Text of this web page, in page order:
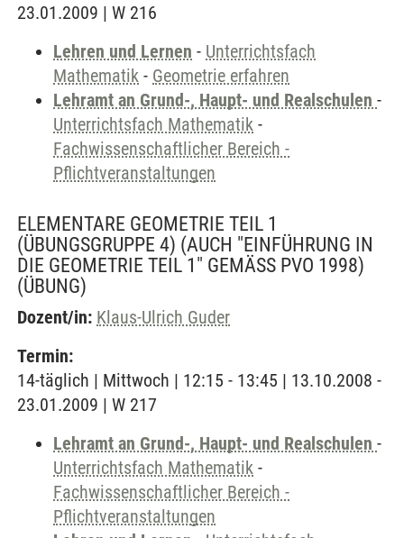
23.01.2009 | W 216
Lehren und Lernen - Unterrichtsfach
Mathematik - Geometrie erfahren
Lehramt an Grund-, Haupt- und Realschulen -
Unterrichtsfach Mathematik -
Fachwissenschaftlicher Bereich -
Pflichtveranstaltungen
ELEMENTARE GEOMETRIE TEIL 1
(ÜBUNGSGRUPPE 4) (AUCH "EINFÜHRUNG IN
DIE GEOMETRIE TEIL 1" GEMÄSS PVO 1998)
(ÜBUNG)
Dozent/in: Klaus-Ulrich Guder
Termin:
14-täglich | Mittwoch | 12:15 - 13:45 | 13.10.2008 -
23.01.2009 | W 217
Lehramt an Grund-, Haupt- und Realschulen -
Unterrichtsfach Mathematik -
Fachwissenschaftlicher Bereich -
Pflichtveranstaltungen